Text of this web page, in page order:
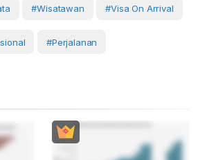
#Wisatawan #Visa On Arrival
#Perjalanan